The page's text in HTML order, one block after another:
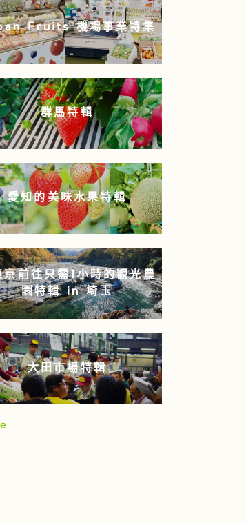
Fruits 機場事業特集
群馬特輯
愛知的美味水果特輯
京前往只需1小時的觀光農
園特輯 in 埼玉
大田市場特輯